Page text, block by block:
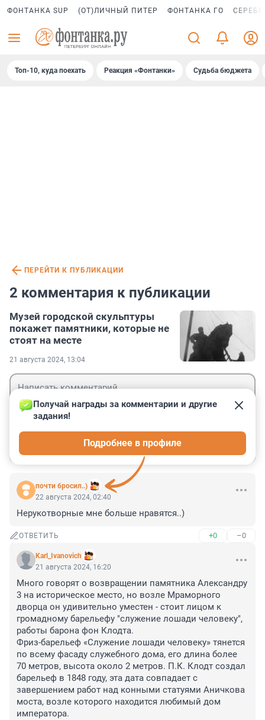
ФОНТАНКА SUP (ОТ)ЛИЧНЫЙ ПИТЕР ФОНТАНКА ГО
Топ-10, куда поехать Реакция «Фонтанки» Судьба бюджета
ПЕРЕЙТИ К ПУБЛИКАЦИИ
2 комментария к публикации
Музей городской скульптуры
покажет памятники, которые не
стоят на месте
21 августа 2024, 13:04
почти бросил..)
Получай награды за комментарии и другие
задания!
Подробнее в профиле
22 августа 2024, 02:40
Нерукотворные мне больше нравятся..)
ОТВЕТИТЬ +0 –0
Karl_Ivanovich
21 августа 2024, 16:20
Много говорят о возвращении памятника Александру
3 на историческое место, но возле Мраморного
дворца он удивительно уместен - стоит лицом к
громадному барельефу "служение лошади человеку",
работы барона фон Клодта.
Фриз-барельеф «Служение лошади человеку» тянется
по всему фасаду служебного дома, его длина более
70 метров, высота около 2 метров. П.К. Клодт создал
барельеф в 1848 году, эта дата совпадает с
завершением работ над конными статуями Аничкова
моста, возле которого находится любимый дом
императора.